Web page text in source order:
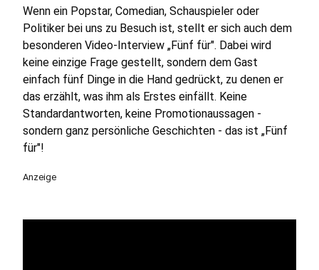
Wenn ein Popstar, Comedian, Schauspieler oder
Politiker bei uns zu Besuch ist, stellt er sich auch dem
besonderen Video-Interview „Fünf für". Dabei wird
keine einzige Frage gestellt, sondern dem Gast
einfach fünf Dinge in die Hand gedrückt, zu denen er
das erzählt, was ihm als Erstes einfällt. Keine
Standardantworten, keine Promotionaussagen -
sondern ganz persönliche Geschichten - das ist „Fünf
für"!
Anzeige